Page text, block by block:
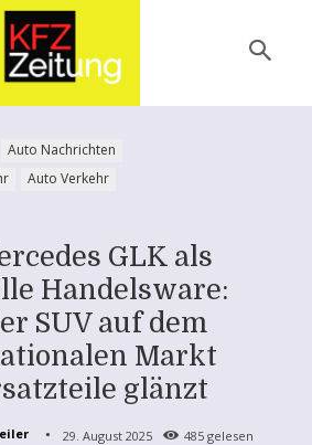
Auto Nachrichten
Auto Verkehr
GLK als
Handelsware:
SUV auf dem
Markt
glänzt
29. August 2025 485 gelesen